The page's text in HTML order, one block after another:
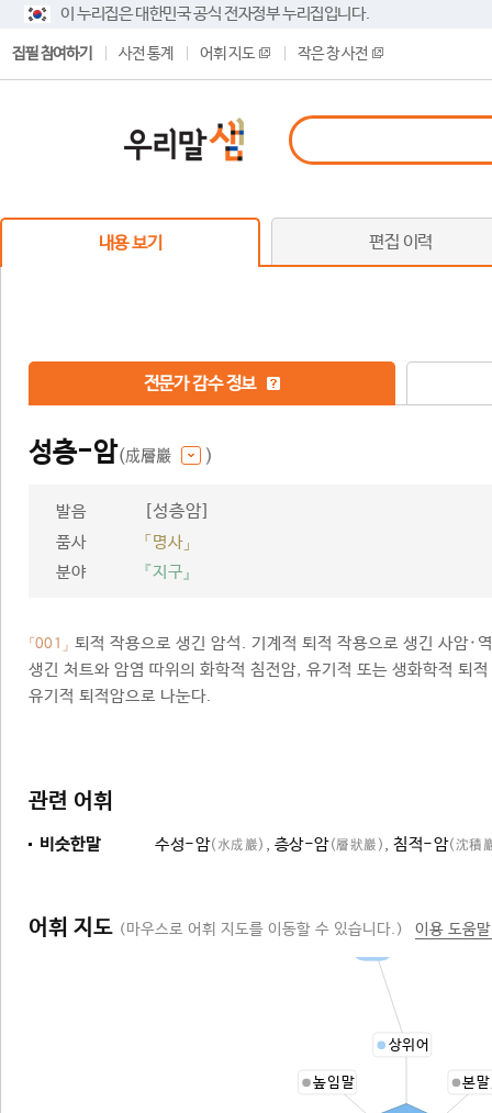
이 누리집은 대한민국 공식 전자정부 누리집입니다.
집필 참여하기 사전 통계 어휘 지도 작은 창 사전
내용 보기 편집 이력
전문가 감수 정보
성층-암(成層巖 )
발음 [성층암]
품사
「명사」
분야
『지구』
「001」 퇴적 작용으로 생긴 암석. 기계적 퇴적 작용으로 생긴 사암·
생긴 처트와 암염 따위의 화학적 침전암, 유기적 또는 생화학적 퇴
유기적 퇴적암으로 나눈다.
관련 어휘
비슷한말 수성-암(水成巖) , 층상-암(層狀巖) , 침적-암(沈積
어휘 지도 (마우스로 어휘 지도를 이동할 수 있습니다.) 이용 도움
상위어
본
높임말